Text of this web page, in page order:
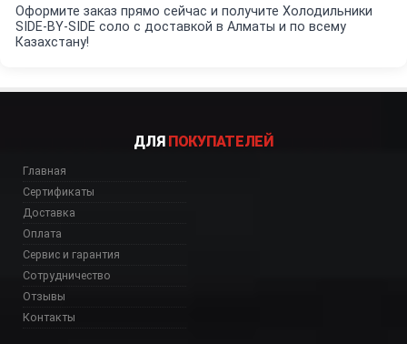
Оформите заказ прямо сейчас и получите Холодильники
SIDE-BY-SIDE соло с доставкой в Алматы и по всему
Казахстану!
ДЛЯ ПОКУПАТЕЛЕЙ
Главная
Сертификаты
Доставка
Оплата
Сервис и гарантия
Сотрудничество
Отзывы
Контакты